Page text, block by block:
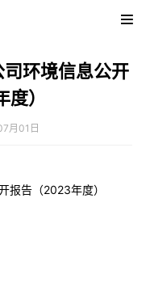
环境信息公开
）
月01日
报告（2023年度）